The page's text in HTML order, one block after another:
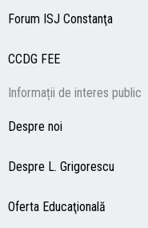
Forum ISJ Constanţa
CCDG FEE
Informații de interes public
Despre noi
Despre L. Grigorescu
Oferta Educaţională